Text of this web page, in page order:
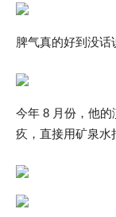
脾气真的好到没
今年 8 月份，他
疚，直接用矿泉